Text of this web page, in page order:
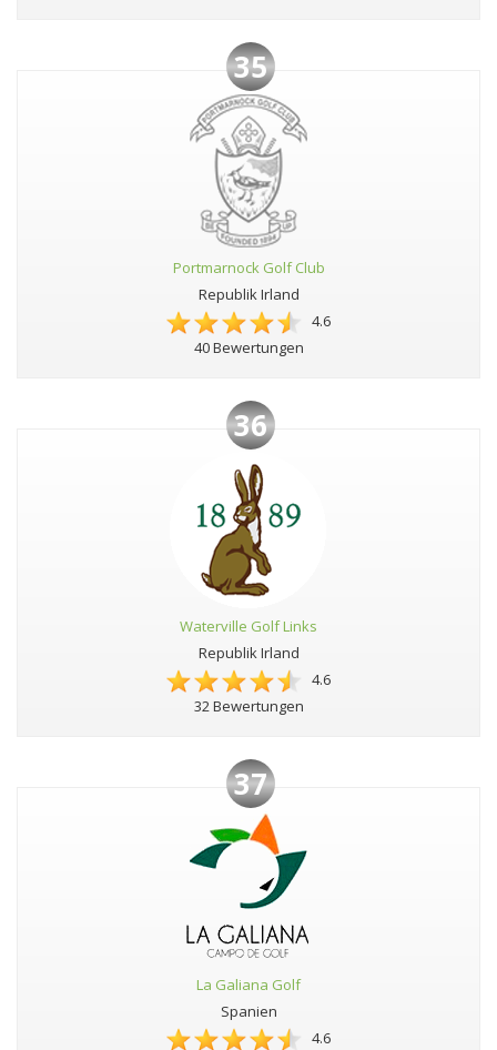
35
Portmarnock Golf Club
Republik Irland
4.6
40 Bewertungen
36
Waterville Golf Links
Republik Irland
4.6
32 Bewertungen
37
La Galiana Golf
Spanien
4.6